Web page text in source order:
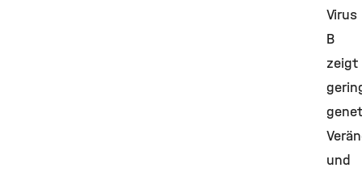
Virus
B
zeigt
und